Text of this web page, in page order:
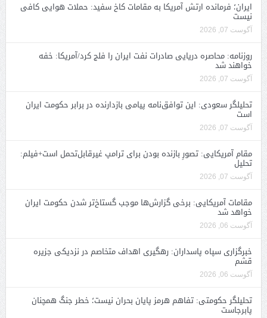
ایران؛ فرمانده ارتش آمریکا به مقامات کاخ سفید: حملات هوایی کافی
نیست
آگوست 07, 2026
روزنامه: محاصره دریایی صادرات نفت ایران را فلج کرد/آمریکا: خفه
خواهند شد
آگوست 07, 2026
تحلیلگر سعودی: این توافق‌نامه پیامی بازدارنده در برابر حکومت ایران
است
آگوست 07, 2026
مقام آمریکایی: تصورِ بازنده بودن برای ترامپ غیرقابل‌تحمل است+فیلم:
تحلیل
آگوست 07, 2026
مقامات آمریکایی: برخی گزارش‌ها موجب گستاخ‌تر شدن حکومت ایران
خواهد شد
آگوست 06, 2026
خبرگزاری سپاه پاسداران: رهگیری اهداف متخاصم در نزدیکی جزیره
قشم
آگوست 06, 2026
تحلیلگر حکومتی: تفاهم هرمز پایان بحران نیست؛ خطر جنگ همچنان
پابرجاست